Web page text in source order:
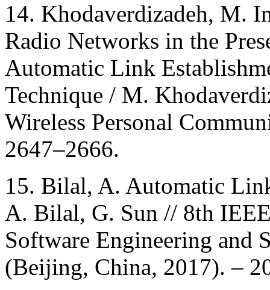
14. Khodaverdizadeh, M.
Radio Networks in the
Automatic Link
Technique / M.
Wireless Personal
2647–2666.
15. Bilal, A. Automatic
A. Bilal, G. Sun // 8th
Software Engineering and
(Beijing, China, 2017). –